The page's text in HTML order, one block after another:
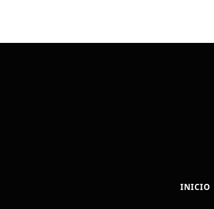
INICIO